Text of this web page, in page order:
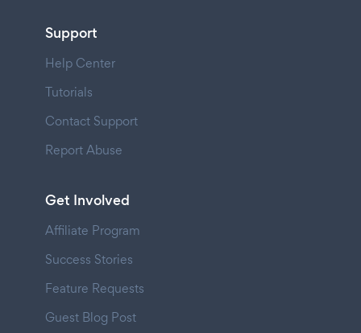
Support
Help Center
Tutorials
Contact Support
Report Abuse
Get Involved
Affiliate Program
Success Stories
Feature Requests
Guest Blog Post